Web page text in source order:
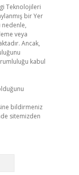
Teknolojileri
bir Yer
nedenle,
veya
Ancak,
kabul
bildirmeniz
sitemizden